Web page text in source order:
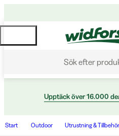
Sök efter
Upptäck över 16.000
Start Outdoor Utrustning & Tillbehör